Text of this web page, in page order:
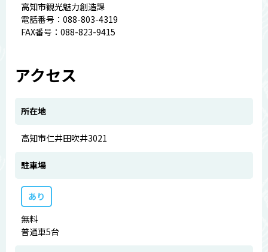
高知市観光魅力創造課
電話番号：088-803-4319
FAX番号：088-823-9415
アクセス
所在地
高知市仁井田吹井3021
駐車場
あり
無料
普通車5台